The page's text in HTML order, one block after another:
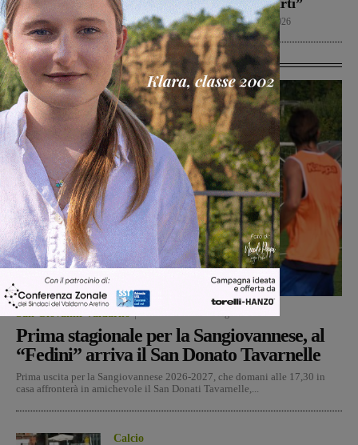
aumento dei parti”
Politica 8 Agosto 2026
Ultime Calcio
San Giovanni Valdarno
Prima stagionale per la Sangiovannese, al
“Fedini” arriva il San Donato Tavarnelle
Prima uscita per la Sangiovannese 2026-2027, che domani alle 17,30 in
casa affronterà in amichevole il San Donati Tavarnelle,...
Calcio